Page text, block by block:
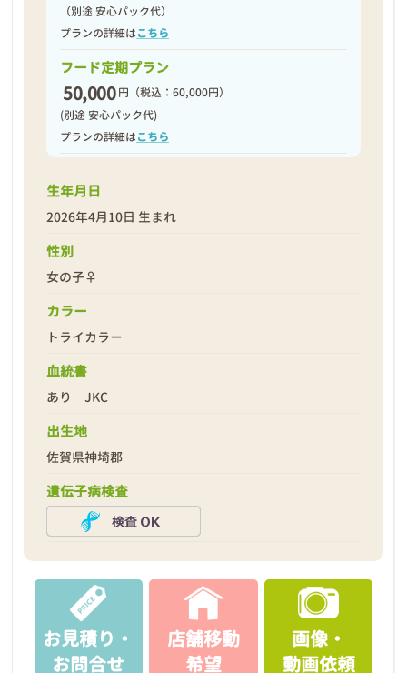
❮
（別途 安心パック代）
プランの詳細はこちら
フード定期プラン
50,000 円 （税込：60,000円）
(別途 安心パック代)
プランの詳細はこちら
生年月日
2026年4月10日 生まれ
性別
女の子♀
カラー
トライカラー
血統書
あり JKC
出生地
佐賀県神埼郡
遺伝子病検査
お見積り・
お問合せ
店舗移動
希望
画像・
動画依頼